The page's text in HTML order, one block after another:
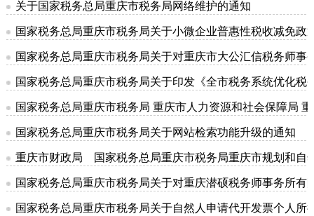
关于国家税务总局重庆市税务局网络维护的通知
国家税务总局重庆市税务局关于小微企业普惠性税收减免
国家税务总局重庆市税务局关于对重庆市大公汇信税务师事
国家税务总局重庆市税务局关于印发《全市税务系统优化税
国家税务总局重庆市税务局 重庆市人力资源和社会保障局
国家税务总局重庆市税务局关于网站检索功能升级的通知
重庆市财政局 国家税务总局重庆市税务局重庆市规划和自
国家税务总局重庆市税务局关于对重庆潜硕税务师事务所有
国家税务总局重庆市税务局关于自然人申请代开发票个人所